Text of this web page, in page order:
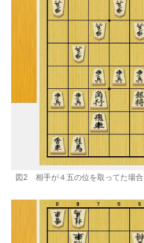
図2 相手が４五の位を取ってた場合